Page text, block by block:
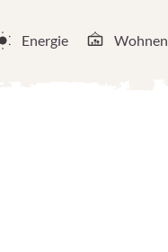
Energie Wohnen